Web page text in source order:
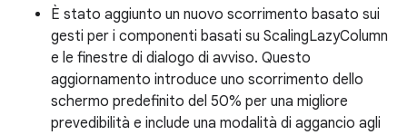
È stato aggiunto un nuovo scorrimento basato sui
gesti per i componenti basati su ScalingLazyColumn
e le finestre di dialogo di avviso. Questo
aggiornamento introduce uno scorrimento dello
schermo predefinito del 50% per una migliore
prevedibilità e include una modalità di aggancio agli